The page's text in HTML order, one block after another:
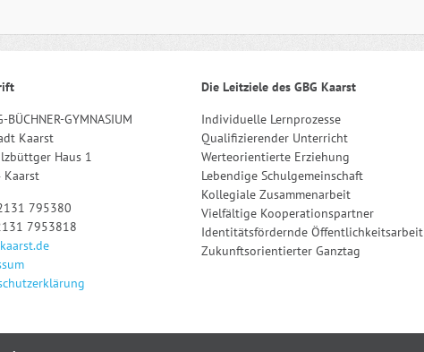
BÜCHNER-GYMNASIUM
Kaarst
Haus 1
Kaarst
795380
7953818
Die Leitziele des GBG Kaarst
Individuelle Lernprozesse
Qualifizierender Unterricht
Werteorientierte Erziehung
Lebendige Schulgemeinschaft
Kollegiale Zusammenarbeit
Vielfältige Kooperationspartner
Identitätsfördernde Öffentlichkeitsarbeit
Zukunftsorientierter Ganztag